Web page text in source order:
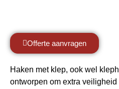
Offerte aanvragen
Haken met klep, ook wel
ontworpen om extra